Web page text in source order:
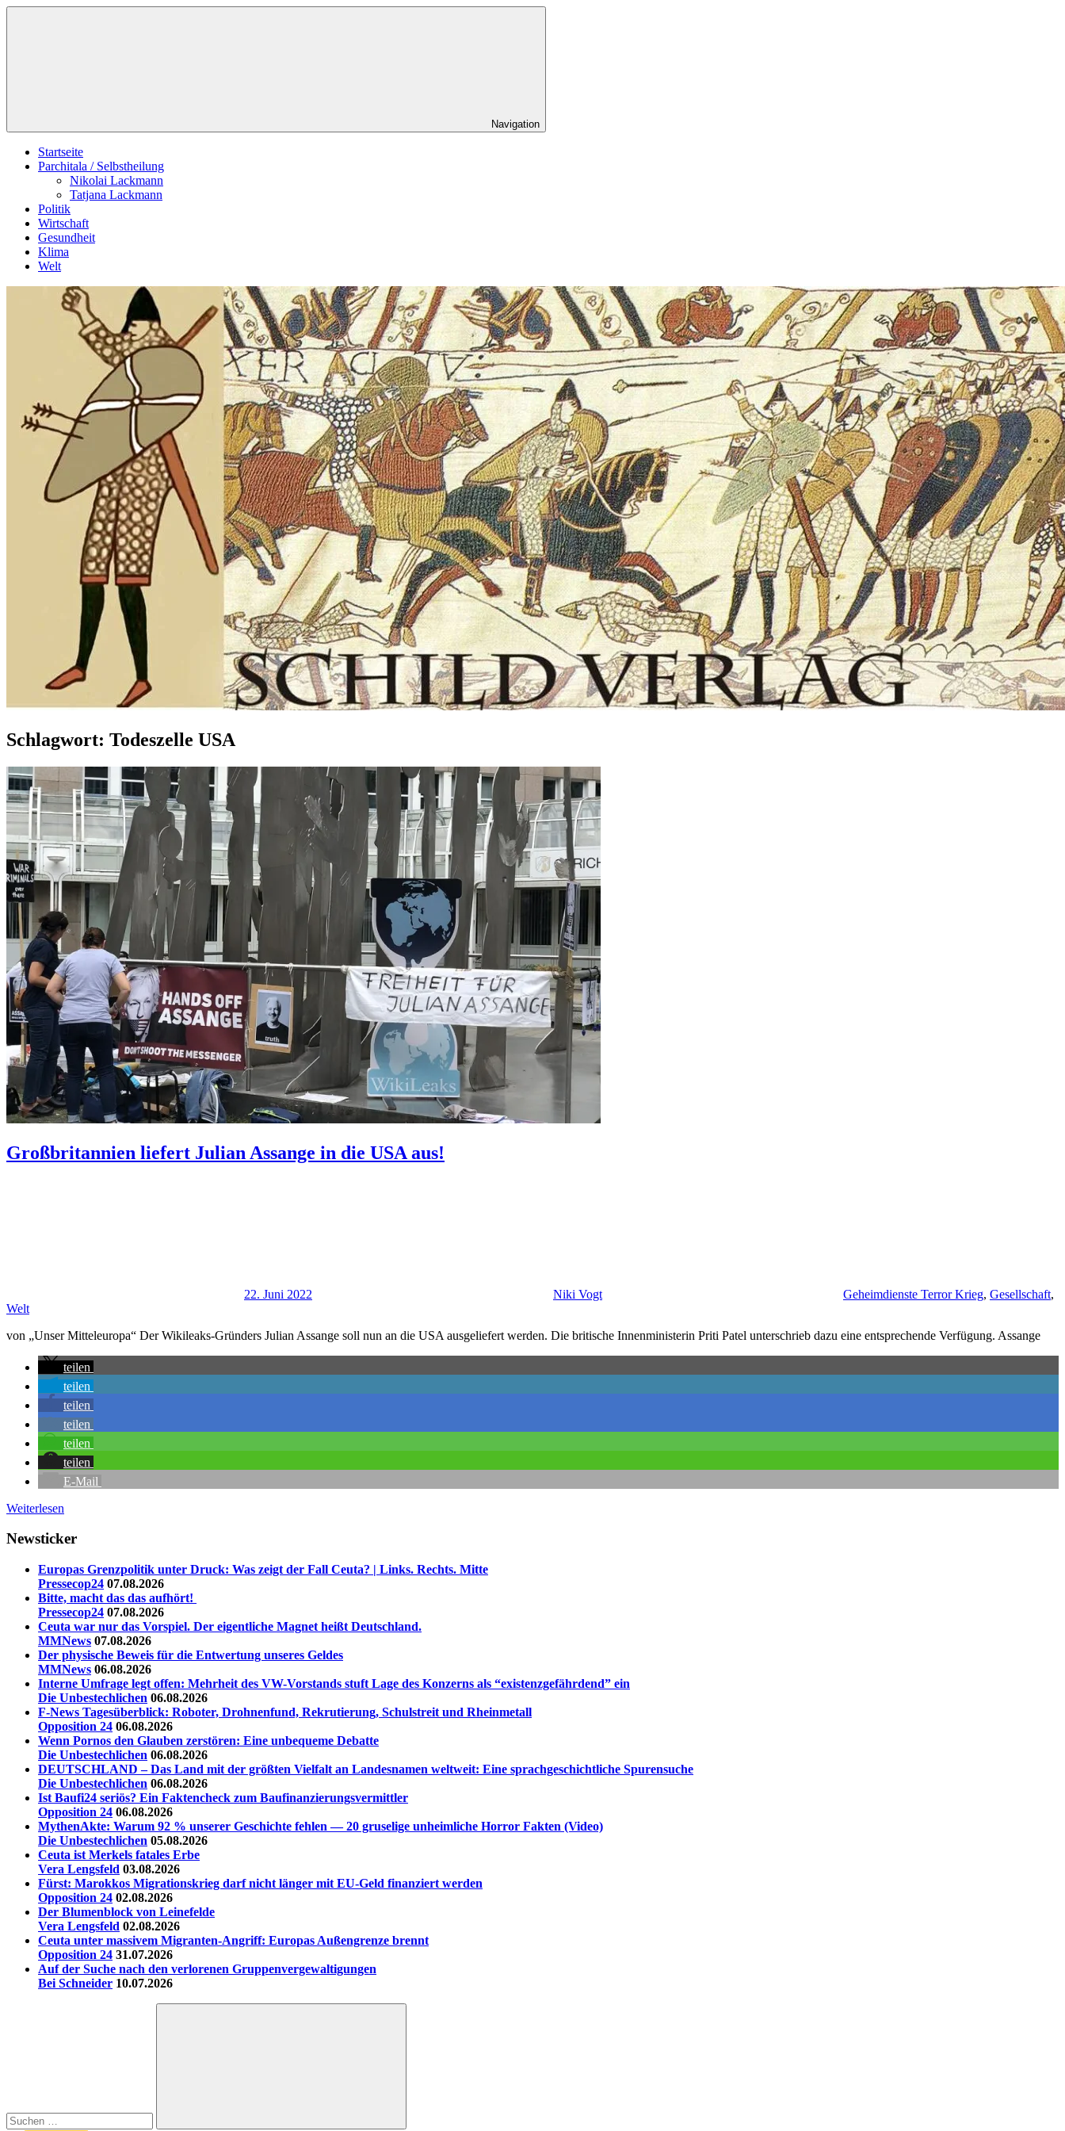
Zum
Navigation
Startseite
Parchitala / Selbstheilung
Nikolai Lackmann
Tatjana Lackmann
Politik
Wirtschaft
Gesundheit
Klima
Welt
Schlagwort: Todeszelle USA
Großbritannien liefert Julian Assange in die USA aus!
22. Juni 2022 Niki Vogt Geheimdienste Terror Krieg, Gesellschaft,
Welt
von „Unser Mitteleuropa“ Der Wikileaks-Gründers Julian Assange soll nun an die USA ausgeliefert werden. Die britische Innenministerin Priti Patel unterschrieb dazu eine entsprechende Verfügung. Assange
teilen
teilen
teilen
teilen
teilen
teilen
E-Mail
Weiterlesen
Newsticker
Europas Grenzpolitik unter Druck: Was zeigt der Fall Ceuta? | Links. Rechts. Mitte
Pressecop24 07.08.2026
Bitte, macht das das aufhört!
Pressecop24 07.08.2026
Ceuta war nur das Vorspiel. Der eigentliche Magnet heißt Deutschland.
MMNews 07.08.2026
Der physische Beweis für die Entwertung unseres Geldes
MMNews 06.08.2026
Interne Umfrage legt offen: Mehrheit des VW-Vorstands stuft Lage des Konzerns als “existenzgefährdend” ein
Die Unbestechlichen 06.08.2026
F-News Tagesüberblick: Roboter, Drohnenfund, Rekrutierung, Schulstreit und Rheinmetall
Opposition 24 06.08.2026
Wenn Pornos den Glauben zerstören: Eine unbequeme Debatte
Die Unbestechlichen 06.08.2026
DEUTSCHLAND – Das Land mit der größten Vielfalt an Landesnamen weltweit: Eine sprachgeschichtliche Spurensuche
Die Unbestechlichen 06.08.2026
Ist Baufi24 seriös? Ein Faktencheck zum Baufinanzierungsvermittler
Opposition 24 06.08.2026
MythenAkte: Warum 92 % unserer Geschichte fehlen — 20 gruselige unheimliche Horror Fakten (Video)
Die Unbestechlichen 05.08.2026
Ceuta ist Merkels fatales Erbe
Vera Lengsfeld 03.08.2026
Fürst: Marokkos Migrationskrieg darf nicht länger mit EU-Geld finanziert werden
Opposition 24 02.08.2026
Der Blumenblock von Leinefelde
Vera Lengsfeld 02.08.2026
Ceuta unter massivem Migranten-Angriff: Europas Außengrenze brennt
Opposition 24 31.07.2026
Auf der Suche nach den verlorenen Gruppenvergewaltigungen
Bei Schneider 10.07.2026